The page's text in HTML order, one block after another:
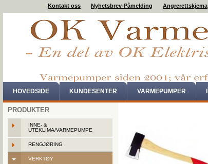
Kontakt oss Nyhetsbrev-Påmelding Angrerettskjema
HOVEDSIDE KUNDESENTER VARMEPUMPER
PRODUKTER
INNE- &
UTEKLIMA/VARMEPUMPE
RENGJØRING
VERKTØY